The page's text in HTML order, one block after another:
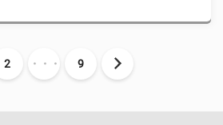
2 ・・・ 9